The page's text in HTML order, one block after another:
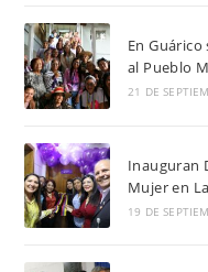
En
al Pueblo
21 DE
Inauguran
Mujer en
19 DE